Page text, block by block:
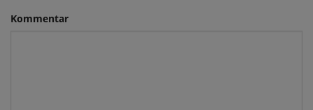
Kommentar